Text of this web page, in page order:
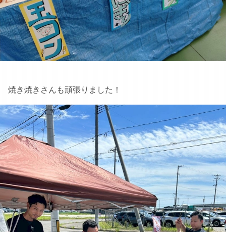
焼き焼きさんも頑張りました！